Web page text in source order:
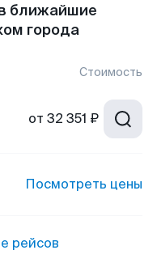
ближайшие
города
Стоимость
от 32 351 ₽
Посмотреть цены
рейсов